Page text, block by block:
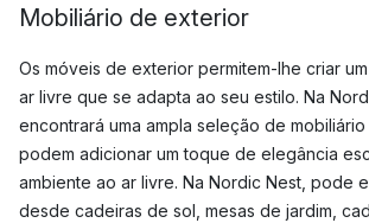
Mobiliário de exterior
Os móveis de exterior permitem-lhe criar
ar livre que se adapta ao seu estilo. Na
encontrará uma ampla seleção de
podem adicionar um toque de elegância
ambiente ao ar livre. Na Nordic Nest, pode
desde cadeiras de sol, mesas de jardim,